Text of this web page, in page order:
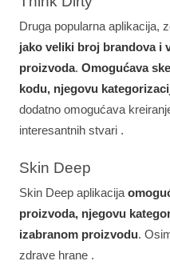
Druga popularna aplikacija,
jako veliki broj brandova i
proizvoda. Omogućava
kodu, njegovu
dodatno omogućava
interesantnih stvari .
Skin Deep
Skin Deep aplikacija
proizvoda, njegovu
izabranom proizvodu.
zdrave hrane .